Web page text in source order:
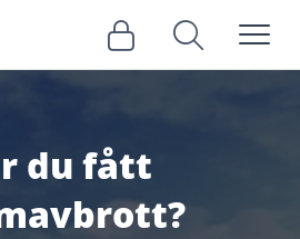
du fått